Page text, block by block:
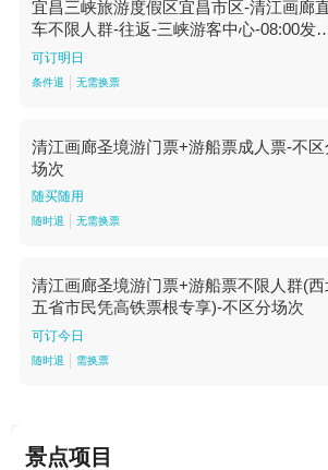
宜昌三峡旅游度假区宜昌市区-清江画廊
车不限人群-往返-三峡游客中心-08:00发
【08:00发车 往返 三峡游客中心】
可订明日
条件退 无需换票
清江画廊圣境游门票+游船票成人票-不区
场次
随买随用
随时退 无需换票
清江画廊圣境游门票+游船票不限人群(西
五省市民凭高铁票根专享)-不区分场次
可订今日
随时退 需换票
景点项目